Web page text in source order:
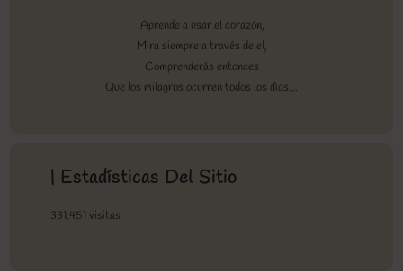
Aprende a usar el corazón,
Mira siempre a través de el,
Comprenderás entonces
Que los milagros ocurren todos los días…
| Estadísticas Del Sitio
331.451 visitas